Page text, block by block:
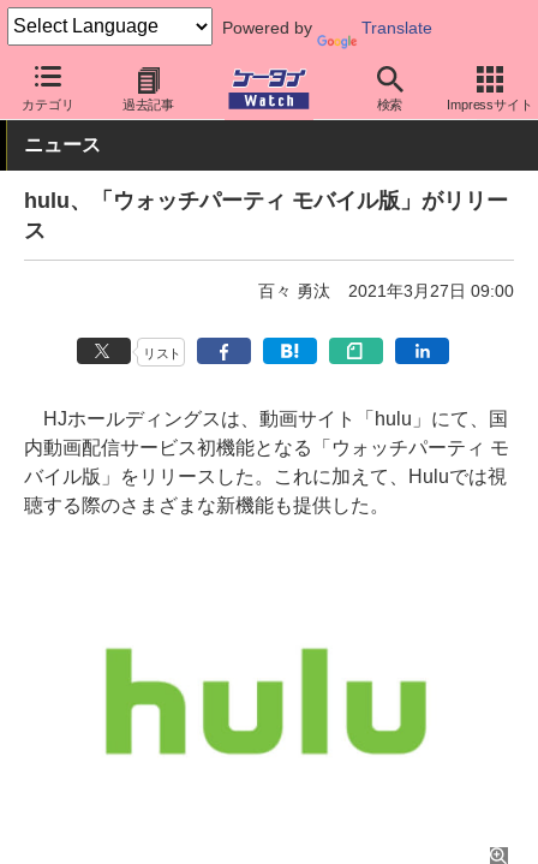
Powered by Translate
カテゴリ 過去記事 検索 Impressサイト
ケータイ Watch アプリ・サービス 動画・音楽・ゲーム
ニュース
hulu、「ウォッチパーティ モバイル版」がリリー
ス
百々 勇汰 2021年3月27日 09:00
リスト
HJホールディングスは、動画サイト「hulu」にて、国
内動画配信サービス初機能となる「ウォッチパーティ モ
バイル版」をリリースした。これに加えて、Huluでは視
聴する際のさまざまな新機能も提供した。